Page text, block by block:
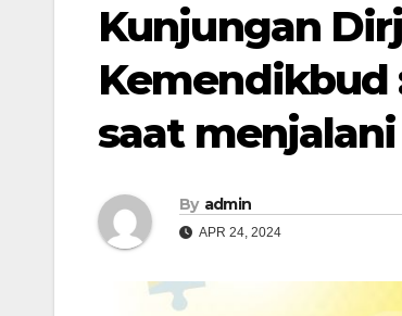
Kunjungan
Kemendikbud
saat
By admin
APR 24, 2024